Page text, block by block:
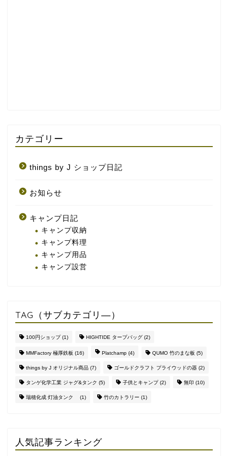
カテゴリー
things by J ショップ日記
お知らせ
キャンプ日記
キャンプ収納
キャンプ料理
キャンプ用品
キャンプ設営
TAG（サブカテゴリ―）
100円ショップ(1) HIGHTIDE タープバッグ (2)
MMFactory 極厚鉄板 (16) Platchamp (4) QUMO 竹のまな板 (5)
things by J オリジナル商品 (7) ゴールドクラフト プライウッドの器 (2)
タンゲ化学工業 ジャグ&タンク (5) 子供とキャンプ(2) 無印 (10)
瑞穂化成 灯油タンク (1) 竹のカトラリー (1)
人気記事ランキング